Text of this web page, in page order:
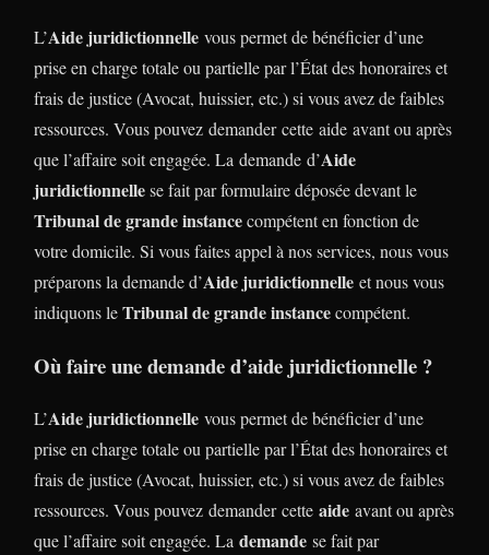
L’Aide juridictionnelle vous permet de bénéficier d’une
prise en charge totale ou partielle par l’État des honoraires et
frais de justice (Avocat, huissier, etc.) si vous avez de faibles
ressources. Vous pouvez demander cette aide avant ou après
que l’affaire soit engagée. La demande d’Aide
juridictionnellese fait par formulaire déposée devant le
Tribunal de grande instancecompétent en fonction de
votre domicile. Si vous faites appel à nos services, nous vous
préparons la demande d’Aide juridictionnelle et nous vous
indiquons leTribunal de grande instancecompétent.
Où faire une demande d’aide juridictionnelle ?
L’Aide juridictionnelle vous permet de bénéficier d’une
prise en charge totale ou partielle par l’État des honoraires et
frais de justice (Avocat, huissier, etc.) si vous avez de faibles
ressources. Vous pouvez demander cette aide avant ou après
que l’affaire soit engagée. La demande se fait par